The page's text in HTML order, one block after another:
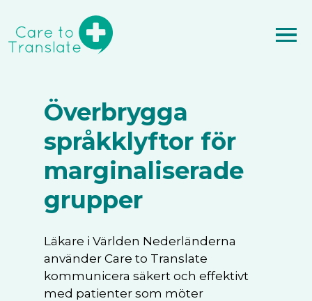
Överbrygga
språkklyftor för
marginaliserade
grupper
Läkare i Världen Nederländerna
använder Care to Translate
kommunicera säkert och effektivt
med patienter som möter